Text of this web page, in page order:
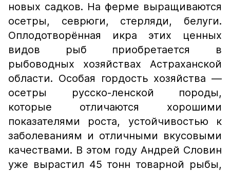
новых садков. На ферме выращиваются
осетры, севрюги, стерляди, белуги.
Оплодотворённая икра этих ценных
видов рыб приобретается в
рыбоводных хозяйствах Астраханской
области. Особая гордость хозяйства —
осетры русско-ленской породы,
которые отличаются хорошими
показателями роста, устойчивостью к
заболеваниям и отличными вкусовыми
качествами. В этом году Андрей Словин
уже вырастил 45 тонн товарной рыбы,